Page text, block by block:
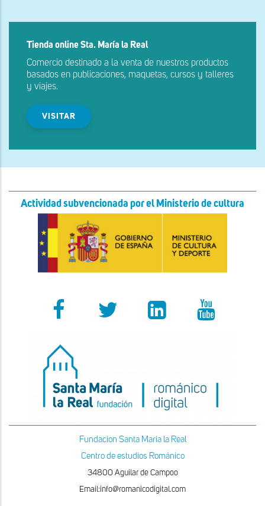
Tienda online Sta. María la Real
Comercio destinado a la venta de nuestros productos
basados en publicaciones, maquetas, cursos y talleres
y viajes.
VISITAR
Actividad subvencionada por el Ministerio de cultura
Fundacion Santa Maria la Real
Centro de estudios Románico
34800 Aguilar de Campoo
Email:info@romanicodigital.com